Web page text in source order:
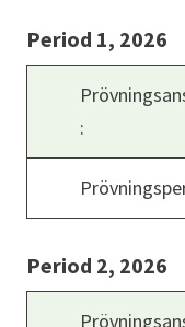
Period 1, 2026
:
Period 2, 2026